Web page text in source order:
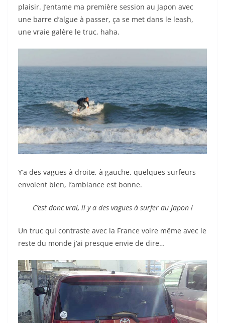
plaisir. J’entame ma première session au Japon avec
une barre d’algue à passer, ça se met dans le leash,
une vraie galère le truc, haha.
Y’a des vagues à droite, à gauche, quelques surfeurs
envoient bien, l’ambiance est bonne.
C’est donc vrai, il y a des vagues à surfer au Japon !
Un truc qui contraste avec la France voire même avec le
reste du monde j’ai presque envie de dire…